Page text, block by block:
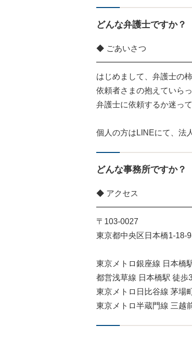
どんな弁護士ですか？
◆ ごあいさつ
はじめまして、弁護士の
依頼者さまの抱えていら
弁護士に依頼するか迷っ
個人の方はLINEにて、法
どんな事務所ですか？
◆ アクセス
〒103-0027
東京都中央区日本橋1-18-
東京メトロ銀座線 日本橋
都営浅草線 日本橋駅 徒歩
東京メトロ日比谷線 茅場
東京メトロ半蔵門線 三越